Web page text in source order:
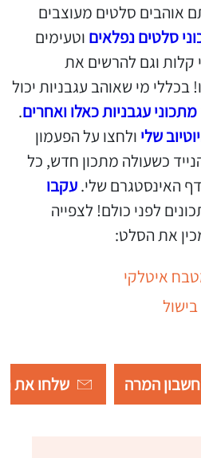
אוהבים סלטים מעוצבים
סלטים נפלאים וטעימים
קלות וגם להרשים את
מי שאוהב עגבניות יכול
מתכוני עגבניות כאלו ואחרים.
שלי ולחצו על הפעמון
כשעולה מתכון חדש, כל
האינסטגרם שלי.עקבו
לפני כולם! לצפייה
את הסלט:
איטלקי
המרה שלחו את